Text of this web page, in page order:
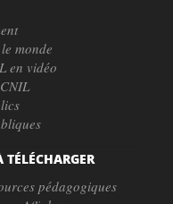
monde
en vidéo
TÉLÉCHARGER
pédagogiques